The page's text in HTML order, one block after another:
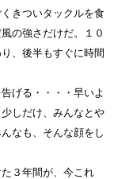
きついタックルを食
の強さだけだ。１０
、後半もすぐに時間
げる・・・・早いよ
しだけ、みんなとや
なも、そんな顔をし
３年間が、今これ